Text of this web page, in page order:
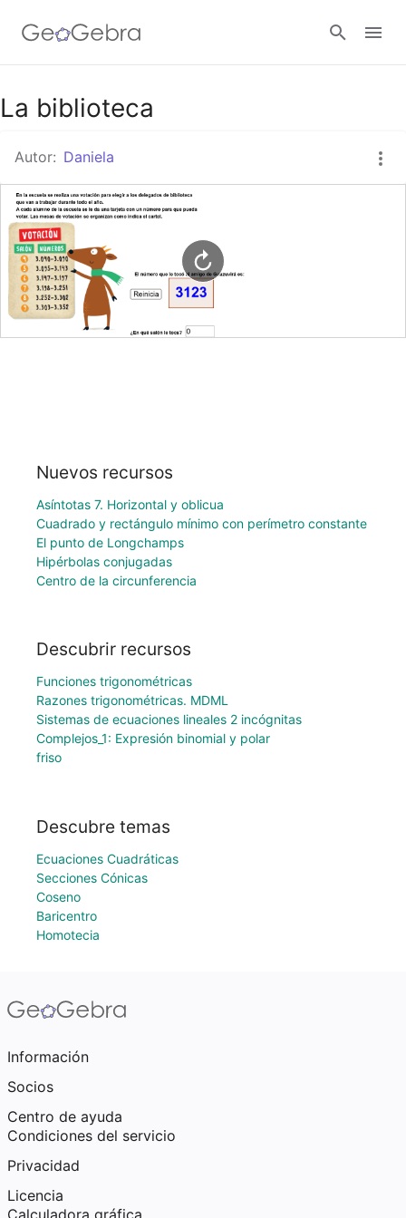
Google Classroom
GeoGebra Classroom
La biblioteca
Autor: Daniela
Nuevos recursos
Asíntotas 7. Horizontal y oblicua
Cuadrado y rectángulo mínimo con perímetro constante
El punto de Longchamps
Hipérbolas conjugadas
Centro de la circunferencia
Descubrir recursos
Funciones trigonométricas
Razones trigonométricas. MDML
Sistemas de ecuaciones lineales 2 incógnitas
Complejos_1: Expresión binomial y polar
friso
Descubre temas
Ecuaciones Cuadráticas
Secciones Cónicas
Coseno
Baricentro
Homotecia
Información
Socios
Centro de ayuda
Condiciones del servicio
Privacidad
Licencia
Calculadora gráfica